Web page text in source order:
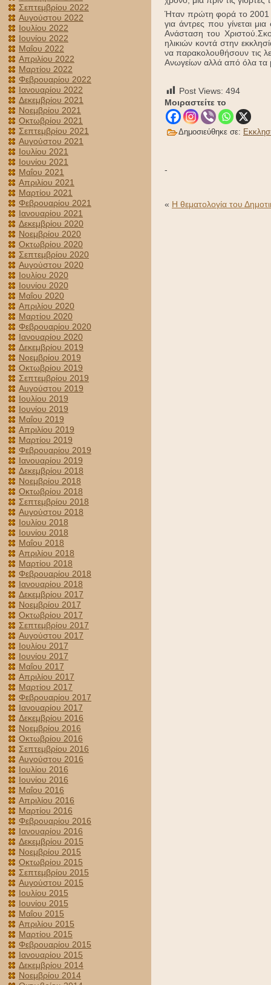
Σεπτεμβρίου 2022
Αυγούστου 2022
Ιουλίου 2022
Ιουνίου 2022
Μαΐου 2022
Απριλίου 2022
Μαρτίου 2022
Φεβρουαρίου 2022
Ιανουαρίου 2022
Δεκεμβρίου 2021
Νοεμβρίου 2021
Οκτωβρίου 2021
Σεπτεμβρίου 2021
Αυγούστου 2021
Ιουλίου 2021
Ιουνίου 2021
Μαΐου 2021
Απριλίου 2021
Μαρτίου 2021
Φεβρουαρίου 2021
Ιανουαρίου 2021
Δεκεμβρίου 2020
Νοεμβρίου 2020
Οκτωβρίου 2020
Σεπτεμβρίου 2020
Αυγούστου 2020
Ιουλίου 2020
Ιουνίου 2020
Μαΐου 2020
Απριλίου 2020
Μαρτίου 2020
Φεβρουαρίου 2020
Ιανουαρίου 2020
Δεκεμβρίου 2019
Νοεμβρίου 2019
Οκτωβρίου 2019
Σεπτεμβρίου 2019
Αυγούστου 2019
Ιουλίου 2019
Ιουνίου 2019
Μαΐου 2019
Απριλίου 2019
Μαρτίου 2019
Φεβρουαρίου 2019
Ιανουαρίου 2019
Δεκεμβρίου 2018
Νοεμβρίου 2018
Οκτωβρίου 2018
Σεπτεμβρίου 2018
Αυγούστου 2018
Ιουλίου 2018
Ιουνίου 2018
Μαΐου 2018
Απριλίου 2018
Μαρτίου 2018
Φεβρουαρίου 2018
Ιανουαρίου 2018
Δεκεμβρίου 2017
Νοεμβρίου 2017
Οκτωβρίου 2017
Σεπτεμβρίου 2017
Αυγούστου 2017
Ιουλίου 2017
Ιουνίου 2017
Μαΐου 2017
Απριλίου 2017
Μαρτίου 2017
Φεβρουαρίου 2017
Ιανουαρίου 2017
Δεκεμβρίου 2016
Νοεμβρίου 2016
Οκτωβρίου 2016
Σεπτεμβρίου 2016
Αυγούστου 2016
Ιουλίου 2016
Ιουνίου 2016
Μαΐου 2016
Απριλίου 2016
Μαρτίου 2016
Φεβρουαρίου 2016
Ιανουαρίου 2016
Δεκεμβρίου 2015
Νοεμβρίου 2015
Οκτωβρίου 2015
Σεπτεμβρίου 2015
Αυγούστου 2015
Ιουλίου 2015
Ιουνίου 2015
Μαΐου 2015
Απριλίου 2015
Μαρτίου 2015
Φεβρουαρίου 2015
Ιανουαρίου 2015
Δεκεμβρίου 2014
Νοεμβρίου 2014
Ήταν πρώτη φορά το 2001
για άντρες που γίνεται
Ανάσταση του
ηλικιών κοντά στην
να παρακολουθήσουν τις
Ανωγείων αλλά από όλα τα
Post Views: 494
Μοιραστείτε το
Δημοσιεύθηκε σε:
-
« H θεματολογία του